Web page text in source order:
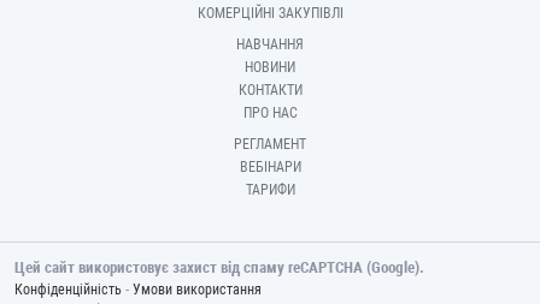
КОМЕРЦІЙНІ ЗАКУПІВЛІ
НАВЧАННЯ
НОВИНИ
КОНТАКТИ
ПРО НАС
РЕГЛАМЕНТ
ВЕБІНАРИ
ТАРИФИ
Цей сайт використовує захист від спаму reCAPTCHA (Google).
Конфіденційність - Умови використання